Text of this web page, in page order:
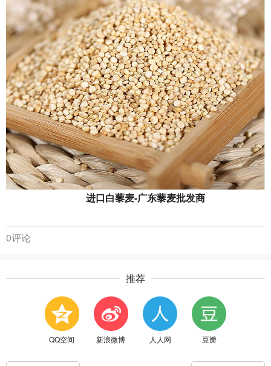
进口白藜麦-广东藜麦批发商
0评论
推荐
QQ空间 新浪微博 人人网 豆瓣